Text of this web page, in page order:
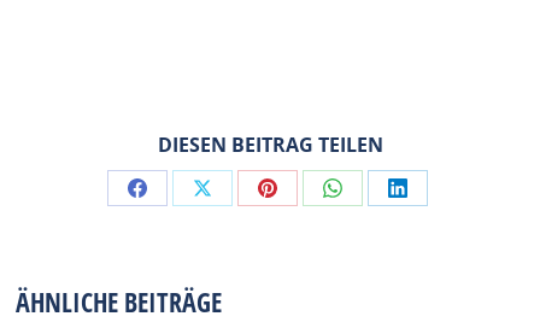
DIESEN BEITRAG TEILEN
Share Share Share Share Share
ÄHNLICHE BEITRÄGE